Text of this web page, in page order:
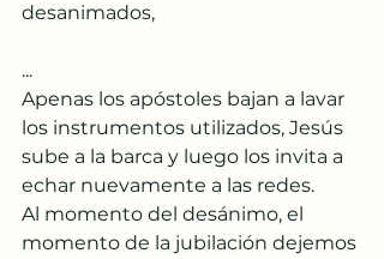
desanimados,
...
Apenas los apóstoles bajan a lavar
los instrumentos utilizados, Jesús
sube a la barca y luego los invita a
echar nuevamente a las redes.
Al momento del desánimo, el
momento de la jubilación dejemos